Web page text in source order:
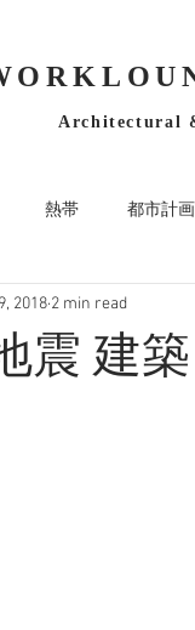
Architectural
熱帯 都市計画
震 建築
2018 2 min read